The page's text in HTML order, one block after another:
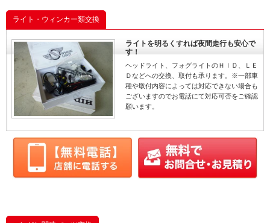
ライト・ウィンカー類交換
ライトを明るくすれば夜間走行も安心で
す！
ヘッドライト、フォグライトのＨＩＤ、ＬＥ
Ｄなどへの交換、取付も承ります。※一部車
種や取付内容によっては対応できない場合も
ございますのでお電話にて対応可否をご確認
願います。